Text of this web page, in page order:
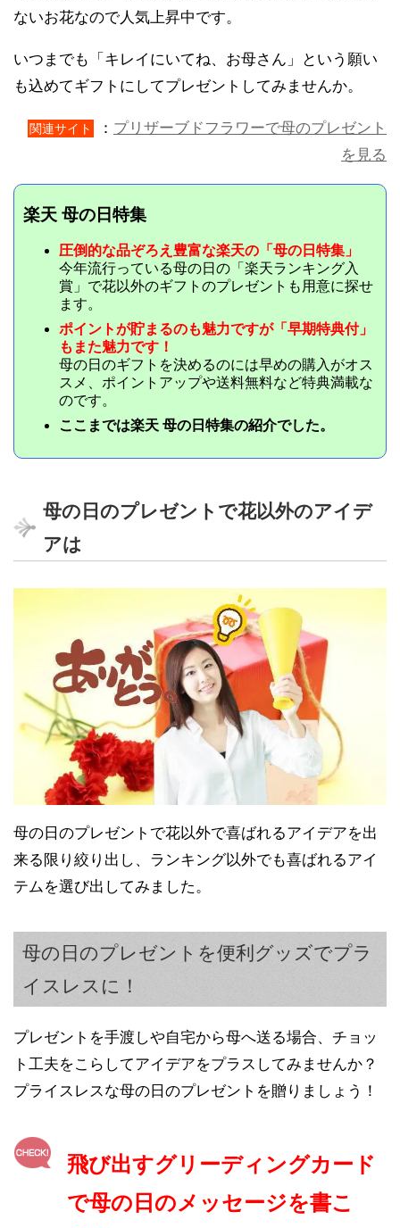
ないお花なので人気上昇中です。
いつまでも「キレイにいてね、お母さん」という願い
も込めてギフトにしてプレゼントしてみませんか。
関連サイト ： プリザーブドフラワーで母のプレゼント
を見る
楽天 母の日特集
圧倒的な品ぞろえ豊富な楽天の「母の日特集」
今年流行っている母の日の「楽天ランキング入
賞」で花以外のギフトのプレゼントも用意に探せ
ます。
ポイントが貯まるのも魅力ですが「早期特典付」
もまた魅力です！
母の日のギフトを決めるのには早めの購入がオス
スメ、ポイントアップや送料無料など特典満載な
のです。
ここまでは楽天 母の日特集の紹介でした。
母の日のプレゼントで花以外のアイデ
アは
母の日のプレゼントで花以外で喜ばれるアイデアを出
来る限り絞り出し、ランキング以外でも喜ばれるアイ
テムを選び出してみました。
母の日のプレゼントを便利グッズでプラ
イスレスに！
プレゼントを手渡しや自宅から母へ送る場合、チョッ
ト工夫をこらしてアイデアをプラスしてみませんか？
プライスレスな母の日のプレゼントを贈りましょう！
飛び出すグリーディングカード
で母の日のメッセージを書こ